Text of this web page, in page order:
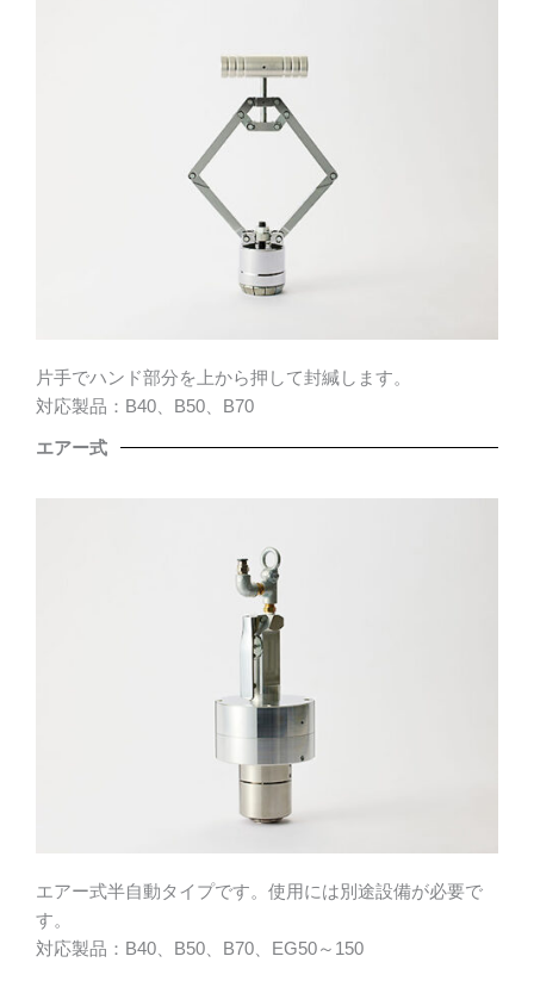
片手でハンド部分を上から押して封緘します。
対応製品：B40、B50、B70
エアー式
エアー式半自動タイプです。使用には別途設備が必要で
す。
対応製品：B40、B50、B70、EG50～150